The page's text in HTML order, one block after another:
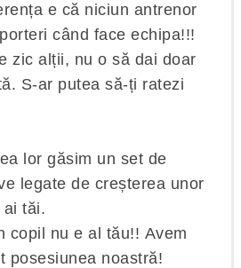
e că niciun antrenor
când face echipa!!!
zic alții, nu o să dai doar
S-ar putea să-ți ratezi
lor găsim un set de
legate de creșterea unor
ai tăi.
copil nu e al tău!! Avem
posesiunea noastră!